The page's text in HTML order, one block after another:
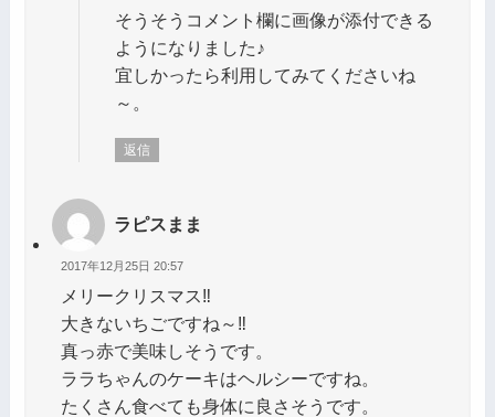
そうそうコメント欄に画像が添付できる
ようになりました♪
宜しかったら利用してみてくださいね
～。
返信
ラピスまま
2017年12月25日 20:57
メリークリスマス‼️
大きないちごですね～‼️
真っ赤で美味しそうです。
ララちゃんのケーキはヘルシーですね。
たくさん食べても身体に良さそうです。